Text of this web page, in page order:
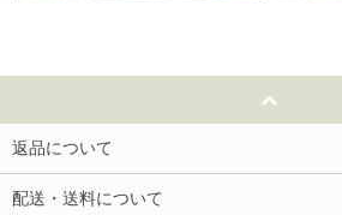
返品について
配送・送料について